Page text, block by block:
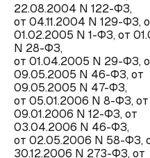
22.08.2004 N 122-ФЗ,
от 04.11.2004 N 129-ФЗ,
01.02.2005 N 1-ФЗ, от
N 28-ФЗ,
от 01.04.2005 N 29-ФЗ,
09.05.2005 N 46-ФЗ, от
09.05.2005 N 47-ФЗ,
от 05.01.2006 N 8-ФЗ, от
09.01.2006 N 12-ФЗ, от
03.04.2006 N 46-ФЗ,
от 02.05.2006 N 58-ФЗ,
30.12.2006 N 273-ФЗ, от